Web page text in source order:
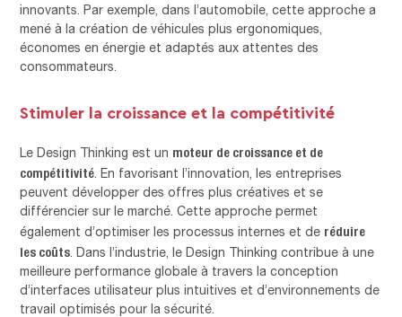
innovants. Par exemple, dans l’automobile, cette approche a
mené à la création de véhicules plus ergonomiques,
économes en énergie et adaptés aux attentes des
consommateurs.
Stimuler la croissance et la compétitivité
Le Design Thinking est un moteur de croissance et de
compétitivité . En favorisant l’innovation, les entreprises
peuvent développer des offres plus créatives et se
différencier sur le marché. Cette approche permet
également d’optimiser les processus internes et de réduire
les coûts . Dans l’industrie, le Design Thinking contribue à une
meilleure performance globale à travers la conception
d’interfaces utilisateur plus intuitives et d’environnements de
travail optimisés pour la sécurité.